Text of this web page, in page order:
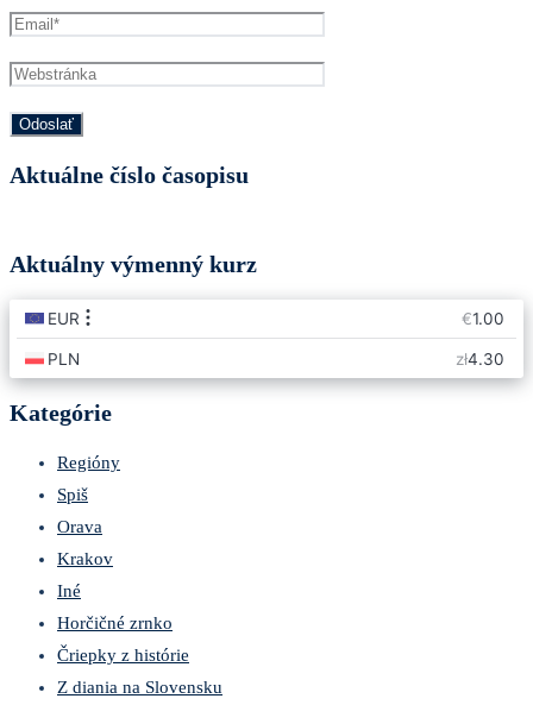
Aktuálne číslo časopisu
Aktuálny výmenný kurz
Kategórie
Regióny
Spiš
Orava
Krakov
Iné
Horčičné zrnko
Čriepky z histórie
Z diania na Slovensku